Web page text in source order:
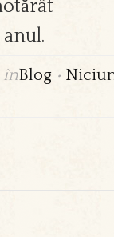
înBlog •